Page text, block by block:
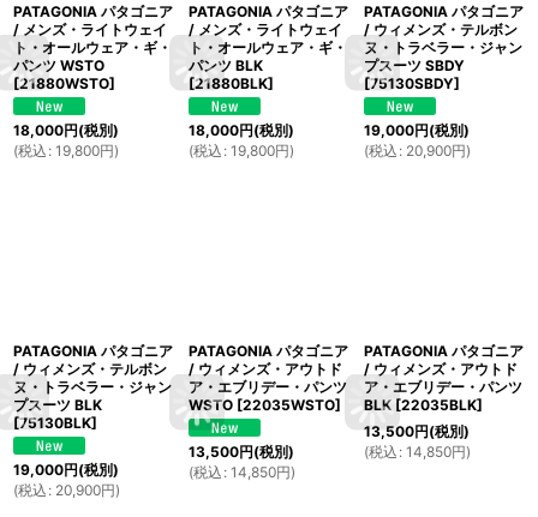
PATAGONIA パタゴニア
/ メンズ・ライトウェイ
ト・オールウェア・ギ・
パンツ WSTO
[21880WSTO]
18,000円(税別)
(税込 : 19,800円)
PATAGONIA パタゴニア
/ メンズ・ライトウェイ
ト・オールウェア・ギ・
パンツ BLK
[21880BLK]
18,000円(税別)
(税込 : 19,800円)
PATAGONIA パタゴニア
/ ウィメンズ・テルボン
ヌ・トラベラー・ジャン
プスーツ SBDY
[75130SBDY]
19,000円(税別)
(税込 : 20,900円)
PATAGONIA パタゴニア
/ ウィメンズ・テルボン
ヌ・トラベラー・ジャン
プスーツ BLK
[75130BLK]
19,000円(税別)
(税込 : 20,900円)
PATAGONIA パタゴニア
/ ウィメンズ・アウトド
ア・エブリデー・パンツ
WSTO [22035WSTO]
13,500円(税別)
(税込 : 14,850円)
PATAGONIA パタゴニア
/ ウィメンズ・アウトド
ア・エブリデー・パンツ
BLK [22035BLK]
13,500円(税別)
(税込 : 14,850円)